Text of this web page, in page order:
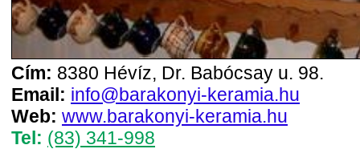
Cím: 8380 Hévíz, Dr. Babócsay u. 98.
Email: info@barakonyi-keramia.hu
Web: www.barakonyi-keramia.hu
Tel: (83) 341-998